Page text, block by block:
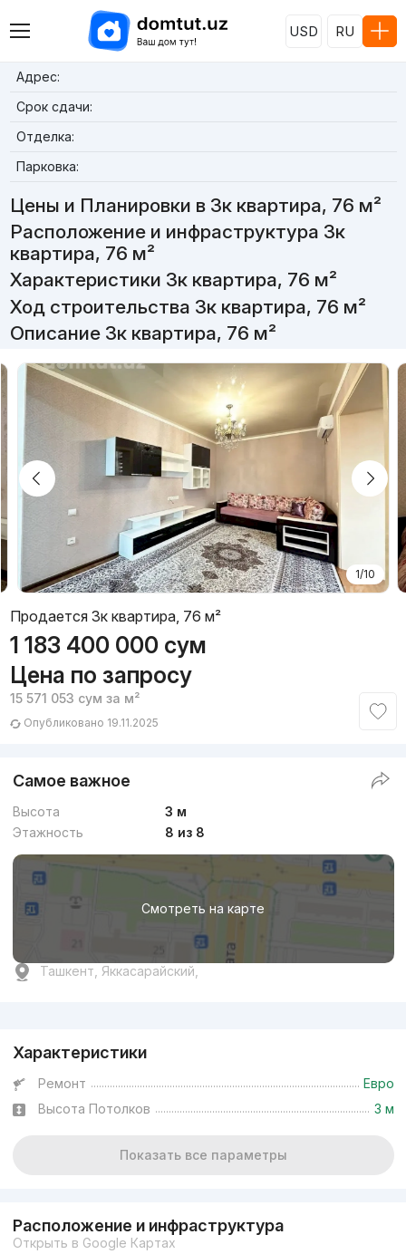
USD RU
Адрес:
Срок сдачи:
Отделка:
Парковка:
Цены и Планировки в 3к квартира, 76 м²
Расположение и инфраструктура 3к
квартира, 76 м²
Характеристики 3к квартира, 76 м²
Ход строительства 3к квартира, 76 м²
Описание 3к квартира, 76 м²
1/10
Продается 3к квартира, 76 м²
1 183 400 000 сум
Цена по запросу
15 571 053 сум за м²
Опубликовано 19.11.2025
Самое важное
Высота
3 м
Этажность
8 из 8
Смотреть на карте
Ташкент, Яккасарайский,
Характеристики
Ремонт
Евро
Высота Потолков
3 м
Показать все параметры
Расположение и инфраструктура
Открыть в Google Картах